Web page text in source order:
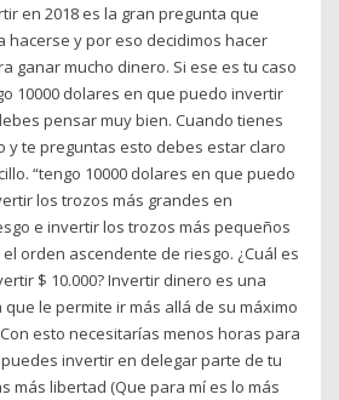
en 2018 es la gran pregunta que
hacerse y por eso decidimos hacer
ganar mucho dinero. Si ese es tu caso
10000 dolares en que puedo invertir
pensar muy bien. Cuando tienes
y te preguntas esto debes estar claro
“tengo 10000 dolares en que puedo
los trozos más grandes en
e invertir los trozos más pequeños
orden ascendente de riesgo. ¿Cuál es
$ 10.000? Invertir dinero es una
le permite ir más allá de su máximo
esto necesitarías menos horas para
invertir en delegar parte de tu
más libertad (Que para mí es lo más